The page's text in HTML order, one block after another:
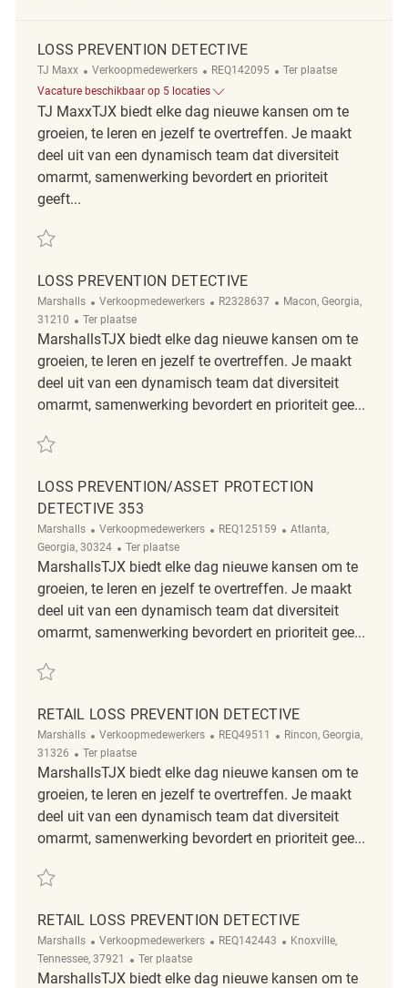
LOSS PREVENTION DETECTIVE
TJ Maxx Categorie
Verkoopmedewerkers ReqId
REQ142095 Afgelegen
Ter plaatse
Vacature beschikbaar op 5 locaties
TJ MaxxTJX biedt elke dag nieuwe kansen om te
groeien, te leren en jezelf te overtreffen. Je maakt
deel uit van een dynamisch team dat diversiteit
omarmt, samenwerking bevordert en prioriteit
geeft...
Redden Loss Prevention Detective REQ142095
LOSS PREVENTION DETECTIVE
Marshalls Categorie
Verkoopmedewerkers ReqId
R2328637 Plaats
Macon, Georgia,
31210
Afgelegen
Ter plaatse
MarshallsTJX biedt elke dag nieuwe kansen om te
groeien, te leren en jezelf te overtreffen. Je maakt
deel uit van een dynamisch team dat diversiteit
omarmt, samenwerking bevordert en prioriteit gee...
Redden Loss Prevention Detective R2328637
LOSS PREVENTION/ASSET PROTECTION
DETECTIVE 353
Marshalls Categorie
Verkoopmedewerkers ReqId
REQ125159 Plaats
Atlanta,
Georgia, 30324
Afgelegen
Ter plaatse
MarshallsTJX biedt elke dag nieuwe kansen om te
groeien, te leren en jezelf te overtreffen. Je maakt
deel uit van een dynamisch team dat diversiteit
omarmt, samenwerking bevordert en prioriteit gee...
Redden Loss Prevention/Asset Protection Detective 353 REQ125159
RETAIL LOSS PREVENTION DETECTIVE
Marshalls Categorie
Verkoopmedewerkers ReqId
REQ49511 Plaats
Rincon, Georgia,
31326
Afgelegen
Ter plaatse
MarshallsTJX biedt elke dag nieuwe kansen om te
groeien, te leren en jezelf te overtreffen. Je maakt
deel uit van een dynamisch team dat diversiteit
omarmt, samenwerking bevordert en prioriteit gee...
Redden Retail Loss Prevention Detective REQ49511
RETAIL LOSS PREVENTION DETECTIVE
Marshalls Categorie
Verkoopmedewerkers ReqId
REQ142443 Plaats
Knoxville,
Tennessee, 37921
Afgelegen
Ter plaatse
MarshallsTJX biedt elke dag nieuwe kansen om te